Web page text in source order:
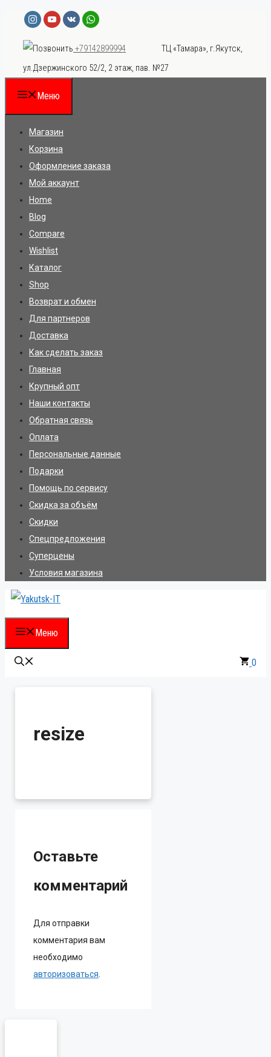
Перейти
содержимому
+79142899994
ТЦ «Тамара», г.Якутск,
ул.Дзержинского 52/2, 2 этаж, пав. №27
Меню
Магазин
Корзина
Оформление заказа
Мой аккаунт
Home
Blog
Compare
Wishlist
Каталог
Shop
Возврат и обмен
Для партнеров
Доставка
Как сделать заказ
Главная
Крупный опт
Наши контакты
Обратная связь
Оплата
Персональные данные
Подарки
Помощь по сервису
Скидка за объём
Скидки
Спецпредложения
Суперцены
Условия магазина
Меню
0
resize
Оставьте
комментарий
Для отправки
комментария вам
необходимо
авторизоваться